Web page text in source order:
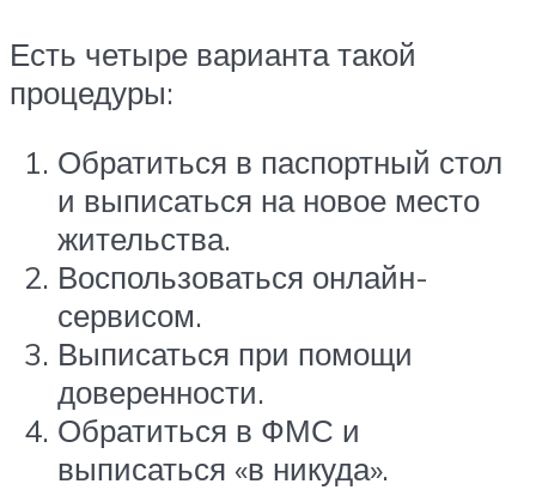
Есть четыре варианта такой
процедуры:
Обратиться в паспортный стол
и выписаться на новое место
жительства.
Воспользоваться онлайн-
сервисом.
Выписаться при помощи
доверенности.
Обратиться в ФМС и
выписаться «в никуда».